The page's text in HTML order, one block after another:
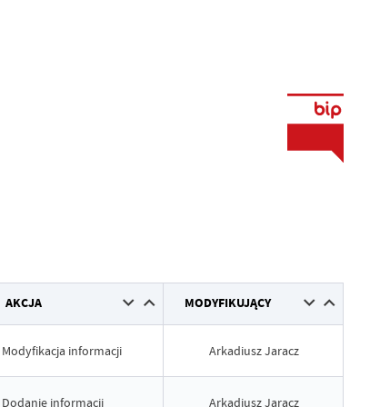
AKCJA MODYFIKUJĄCY
Modyfikacja informacji Arkadiusz Jaracz
Dodanie informacji Arkadiusz Jaracz